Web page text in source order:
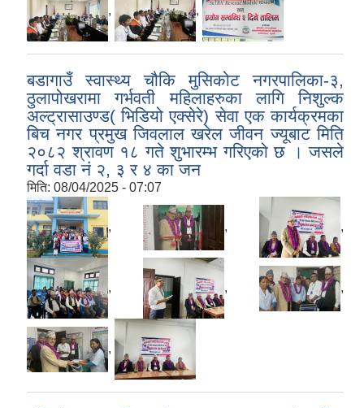
, ,
बडागाउँ स्वास्थ्य चौकि मुसिकोट नगरपालिका-३,
ठुलापोखरामा गर्भवती महिलाहरुका लागि निशुल्क
अल्ट्रासाउण्ड( भिडियो एक्सेरे) सेवा एक कार्यक्रमका
बिच नगर प्रमुख जिवलाल खरेल जीवन ज्यूबाट मिति
२०८२ श्रावण १८ गते शुभारम्भ गरिएको छ । जसले
गर्दा वडा नं २, ३ र ४ का जन
मिति: 08/04/2025 - 07:07
, , ,
, , ,
,